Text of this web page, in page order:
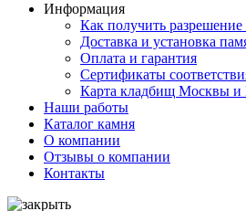
Информация
Как получить разрешение
Доставка и установка
Оплата и гарантия
Сертификаты
Карта кладбищ Москвы и
Наши работы
Каталог камня
О компании
Отзывы о компании
Контакты